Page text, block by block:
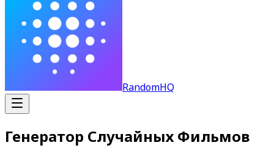
RandomHQ
Генератор Случайных Фильмов